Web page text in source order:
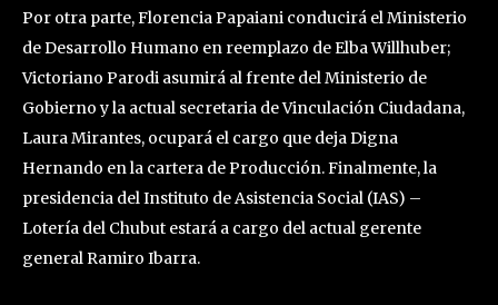
Por otra parte, Florencia Papaiani conducirá el Ministerio
de Desarrollo Humano en reemplazo de Elba Willhuber;
Victoriano Parodi asumirá al frente del Ministerio de
Gobierno y la actual secretaria de Vinculación Ciudadana,
Laura Mirantes, ocupará el cargo que deja Digna
Hernando en la cartera de Producción. Finalmente, la
presidencia del Instituto de Asistencia Social (IAS) –
Lotería del Chubut estará a cargo del actual gerente
general Ramiro Ibarra.